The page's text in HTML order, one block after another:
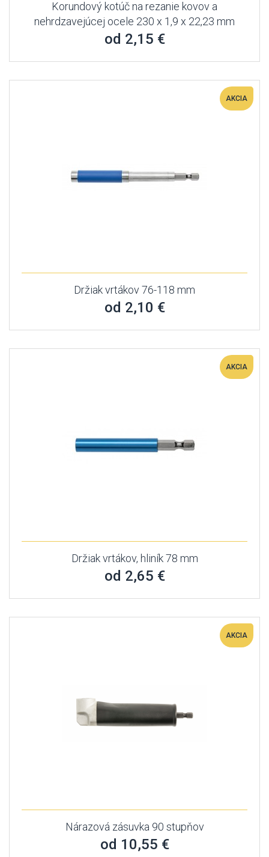
Korundový kotúč na rezanie kovov a
nehrdzavejúcej ocele 230 x 1,9 x 22,23 mm
od 2,15 €
AKCIA
Držiak vrtákov 76-118 mm
od 2,10 €
AKCIA
Držiak vrtákov, hliník 78 mm
od 2,65 €
AKCIA
Nárazová zásuvka 90 stupňov
od 10,55 €